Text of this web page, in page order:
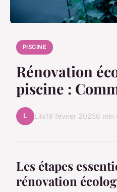
PISCINE
Rénovation
piscine :
L Lila19 février 20256 min
Les étapes
rénovation